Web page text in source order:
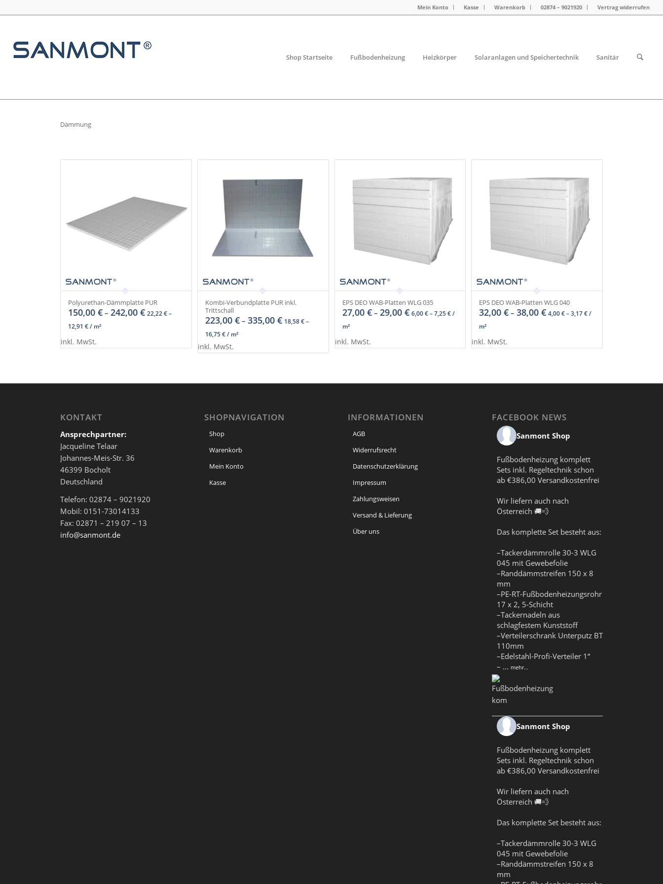
Mein Konto Kasse Warenkorb 02874 – 9021920 Vertrag widerrufen
Shop Startseite Fußbodenheizung Heizkörper Solaranlagen und Speichertechnik Sanitär
Dämmung
Polyurethan-Dämmplatte PUR
150,00 € – 242,00 € 22,22€–
12,91 €/ m²
inkl. MwSt.
Kombi-Verbundplatte PUR inkl.
Trittschall
223,00 €– 335,00 € 18,58€–
16,75€/ m²
inkl. MwSt.
EPS DEO WAB-Platten WLG 035
27,00 €– 29,00 € 6,00€–7,25€/
m²
inkl. MwSt.
EPS DEO WAB-Platten WLG 040
32,00€ –38,00€ 4,00€–3,17€/
m²
inkl. MwSt.
KONTAKT
Ansprechpartner:
Jacqueline Telaar
Johannes-Meis-Str. 36
46399 Bocholt
Deutschland
Telefon: 02874 – 9021920
Mobil: 0151-73014133
Fax: 02871 – 219 07 – 13
info@sanmont.de
SHOPNAVIGATION
Shop
Warenkorb
Mein Konto
Kasse
INFORMATIONEN
AGB
Widerrufsrecht
Datenschutzerklärung
Impressum
Zahlungsweisen
Versand & Lieferung
Über uns
FACEBOOK NEWS
Sanmont Shop
Fußbodenheizung komplett
Sets inkl. Regeltechnik schon
ab €386,00 Versandkostenfrei
Wir liefern auch nach
Österreich 🚚💨
Das komplette Set besteht aus:
–Tackerdämmrolle 30-3 WLG
045 mit Gewebefolie
–Randdämmstreifen 150 x 8
mm
–PE-RT-Fußbodenheizungsrohr
17 x 2, 5-Schicht
–Tackernadeln aus
schlagfestem Kunststoff
–Verteilerschrank Unterputz BT
110mm
–Edelstahl-Profi-Verteiler 1“
– ... mehr...
Sanmont Shop
Fußbodenheizung komplett
Sets inkl. Regeltechnik schon
ab €386,00 Versandkostenfrei
Wir liefern auch nach
Österreich 🚚💨
Das komplette Set besteht aus:
–Tackerdämmrolle 30-3 WLG
045 mit Gewebefolie
–Randdämmstreifen 150 x 8
mm